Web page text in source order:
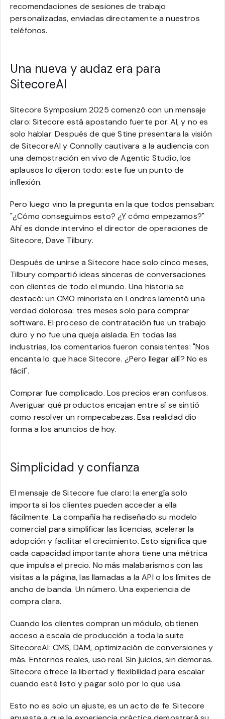
recomendaciones de sesiones de trabajo
personalizadas, enviadas directamente a nuestros
teléfonos.
Una nueva y audaz era para
SitecoreAI
Sitecore Symposium 2025 comenzó con un mensaje
claro: Sitecore está apostando fuerte por AI, y no es
solo hablar. Después de que Stine presentara la visión
de SitecoreAI y Connolly cautivara a la audiencia con
una demostración en vivo de Agentic Studio, los
aplausos lo dijeron todo: este fue un punto de
inflexión.
Pero luego vino la pregunta en la que todos pensaban:
"¿Cómo conseguimos esto? ¿Y cómo empezamos?"
Ahí es donde intervino el director de operaciones de
Sitecore, Dave Tilbury.
Después de unirse a Sitecore hace solo cinco meses,
Tilbury compartió ideas sinceras de conversaciones
con clientes de todo el mundo. Una historia se
destacó: un CMO minorista en Londres lamentó una
verdad dolorosa: tres meses solo para comprar
software. El proceso de contratación fue un trabajo
duro y no fue una queja aislada. En todas las
industrias, los comentarios fueron consistentes: "Nos
encanta lo que hace Sitecore. ¿Pero llegar allí? No es
fácil".
Comprar fue complicado. Los precios eran confusos.
Averiguar qué productos encajan entre sí se sintió
como resolver un rompecabezas. Esa realidad dio
forma a los anuncios de hoy.
Simplicidad y confianza
El mensaje de Sitecore fue claro: la energía solo
importa si los clientes pueden acceder a ella
fácilmente. La compañía ha rediseñado su modelo
comercial para simplificar las licencias, acelerar la
adopción y facilitar el crecimiento. Esto significa que
cada capacidad importante ahora tiene una métrica
que impulsa el precio. No más malabarismos con las
visitas a la página, las llamadas a la API o los límites de
ancho de banda. Un número. Una experiencia de
compra clara.
Cuando los clientes compran un módulo, obtienen
acceso a escala de producción a toda la suite
SitecoreAI: CMS, DAM, optimización de conversiones y
más. Entornos reales, uso real. Sin juicios, sin demoras.
Sitecore ofrece la libertad y flexibilidad para escalar
cuando esté listo y pagar solo por lo que usa.
Esto no es solo un ajuste, es un acto de fe. Sitecore